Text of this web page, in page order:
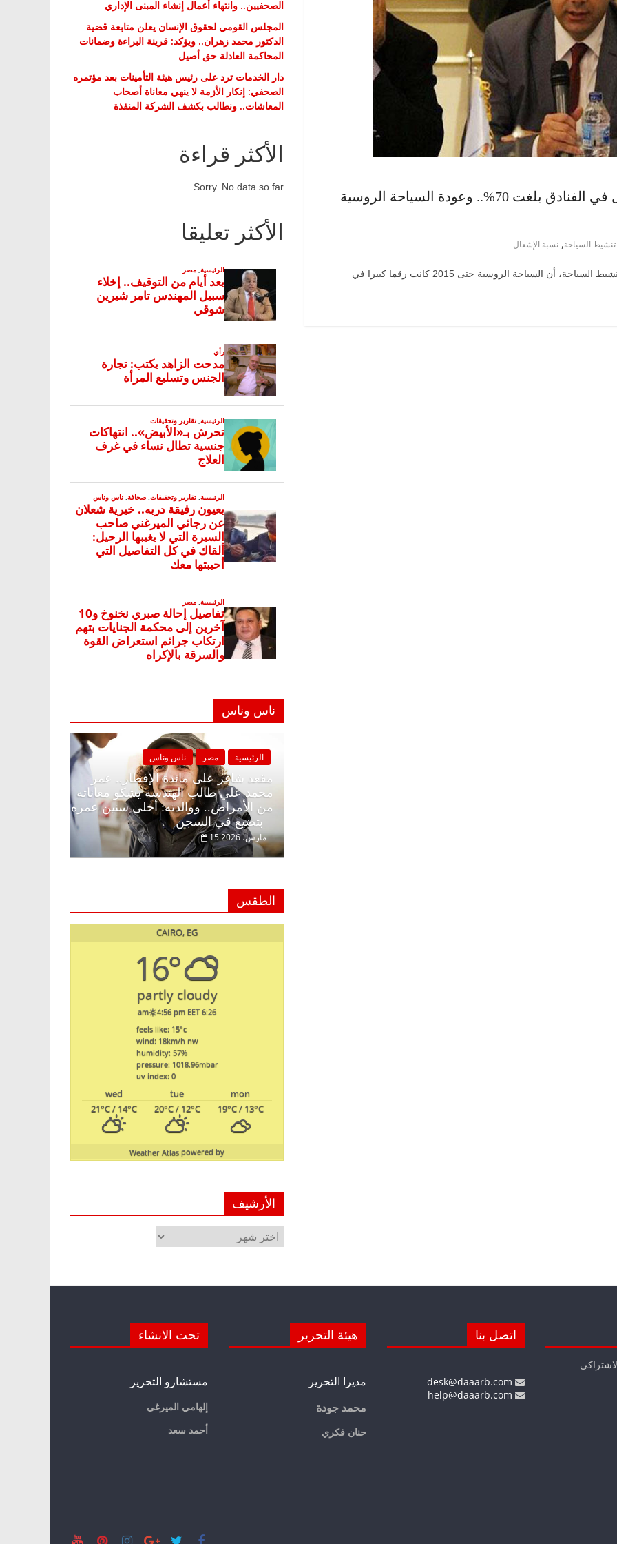
رئيس هيئة تنشيط السياحة: نسبة الإشغال في الفنادق بلغت 70%.. وعودة السياحة الروسية
السياحة, نسبة الإشغال
الروسية حتى 2015 كانت رقما كبيرا في
الصحفيين.. وانتهاء أعمال إنشاء المبنى الإداري
المجلس القومي لحقوق الإنسان يعلن متابعة قضية
الدكتور محمد زهران.. ويؤكد: قرينة البراءة وضمانات
المحاكمة العادلة حق أصيل
دار الخدمات ترد على رئيس هيئة التأمينات بعد مؤتمره
الصحفي: إنكار الأزمة لا ينهي معاناة أصحاب
المعاشات.. ونطالب بكشف الشركة المنفذة
الأكثر قراءة
Sorry. No data so far.
الأكثر تعليقا
ناس وناس
الرئيسية مصر ناس وناس
مقعد شاغر على مائدة الإفطار.. عمر
محمد علي طالب الهندسة يشكو
من الأمراض.. ووالدته: أحلى سنين
بتضيع في السجن
15 مارس، 2026
مقعد شاغر على الإفطار وبلكونة بلا زينة
رمضان.. د. عبدالخالق فاروق خبير
اقتصادي في انتظار حلم الحرية ولمة
الطقس
CAIRO, EG
16°
partly cloudy
6:26 am
4:56 pm EET
feels like: 15°c
wind: 18km/h nw
humidity: 57%
pressure: 1018.96mbar
uv index: 0
mon
tue
wed
19°C/ 13°C
20°C/ 12°C
21°C/ 14°C
powered by
Weather Atlas
الأرشيف
الأرشيف
اتصل بنا هيئة التحرير
مديرا التحرير
محمد جودة
حنان فكري
تحت الانشاء
مستشارو التحرير
إلهامي الميرغي
أحمد سعد